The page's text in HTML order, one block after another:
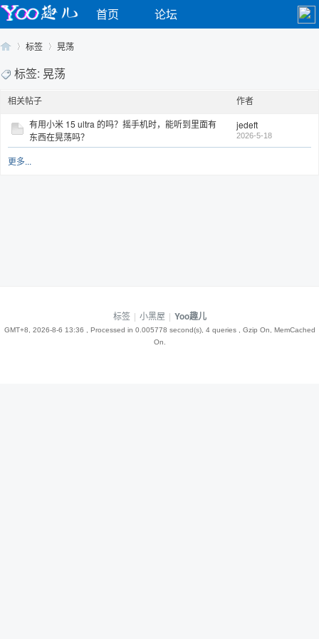
首页 论坛
Yo›
标签 晃荡
标签: 晃荡
相关帖子
作者
有用小米 15 ultra 的吗？摇手机时，能听到里面有
东西在晃荡吗？
jedeft
2026-5-18
更多...
标签 | 小黑屋 | Yoo趣儿
GMT+8, 2026-8-6 13:36 , Processed in 0.005778 second(s), 4 queries , Gzip On, MemCached
On.